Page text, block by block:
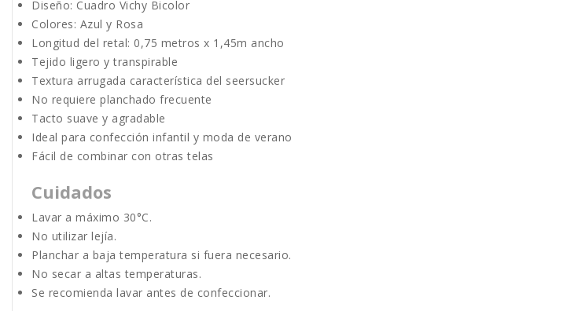
Diseño: Cuadro Vichy Bicolor
Colores: Azul y Rosa
Longitud del retal: 0,75 metros x 1,45m ancho
Tejido ligero y transpirable
Textura arrugada característica del seersucker
No requiere planchado frecuente
Tacto suave y agradable
Ideal para confección infantil y moda de verano
Fácil de combinar con otras telas
Cuidados
Lavar a máximo 30°C.
No utilizar lejía.
Planchar a baja temperatura si fuera necesario.
No secar a altas temperaturas.
Se recomienda lavar antes de confeccionar.